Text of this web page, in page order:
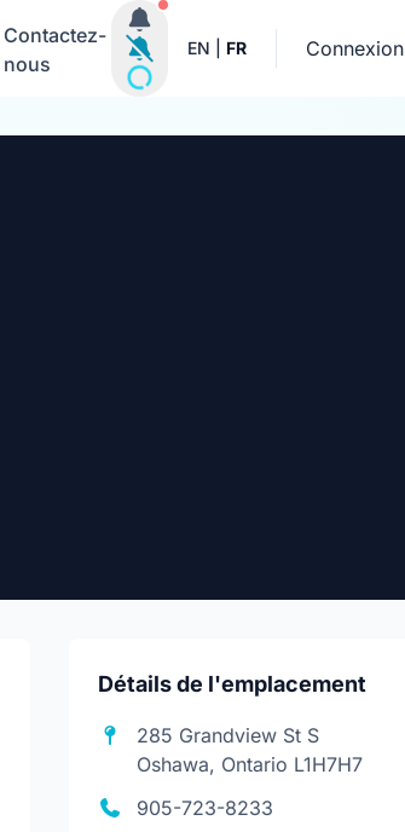
Contactez-
nous
Notifications actives
EN FR Connexion
Détails de l'emplacement
285 Grandview St S
Oshawa, Ontario L1H7H7
905-723-8233